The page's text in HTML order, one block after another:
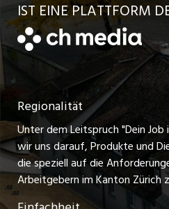
Jobs in der Stadt Horgen
Festanstellungen
Temporäre Jobs
Freelance Jobs
Praktikum-Jobs
Lehrstellen
AGB
Datenschutzerklärung
Nutzungsbedingungen
Impressum
Stellenmeldepflicht
jobbern.ch
jobmittelland.ch
zentraljob.ch
myjob.ch
schaffu.ch (VS)
IST EINE PLATTFORM
Regionalität
Unter dem Leitspruch "Dein
wir uns darauf, Produkte und
die speziell auf die
Arbeitgebern im Kanton Zürich